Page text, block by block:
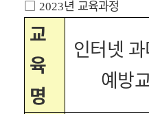
□ 2023년 교육과정
교
육
명
인터넷
예방